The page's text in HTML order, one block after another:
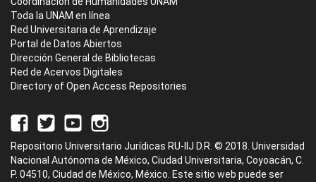
Toda la UNAM en línea
Red Universitaria de Aprendizaje
Portal de Datos Abiertos
Dirección General de Bibliotecas
Red de Acervos Digitales
Directory of Open Access Repositories
Repositorio Universitario Jurídicas RU-IIJ D.R. © 2018. Universidad
Nacional Autónoma de México, Ciudad Universitaria, Coyoacán, C.
P. 04510, Ciudad de México, México. Este sitio web puede ser